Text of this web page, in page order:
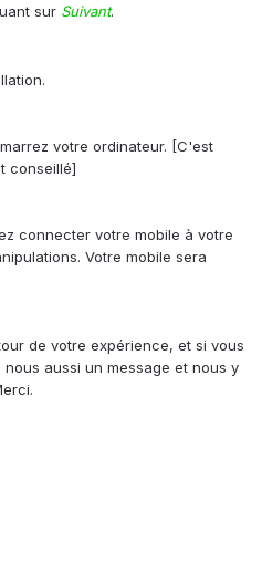
sur Suivant.
votre ordinateur. [C'est
conseillé]
connecter votre mobile à votre
Votre mobile sera
de votre expérience, et si vous
aussi un message et nous y